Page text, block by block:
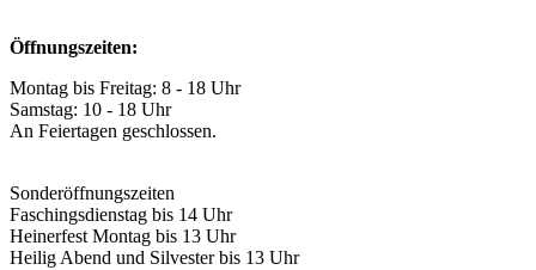
Öffnungszeiten:
Montag bis Freitag: 8 - 18 Uhr
Samstag: 10 - 18 Uhr
An Feiertagen geschlossen.
Sonderöffnungszeiten
Faschingsdienstag bis 14 Uhr
Heinerfest Montag bis 13 Uhr
Heilig Abend und Silvester bis 13 Uhr